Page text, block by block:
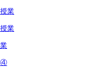
業
業
④